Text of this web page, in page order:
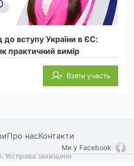
до вступу України в ЄС:
практичний вимір
Взяти участь
Про насКонтакти
Ми у Facebook
Усі права захищено